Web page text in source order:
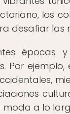
los
desafiar las
épocas
Por
moda a lo